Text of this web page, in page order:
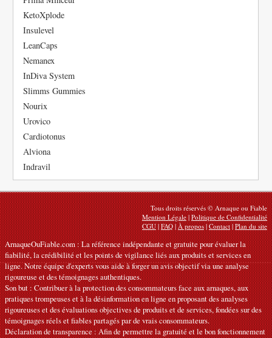
KetoXplode
Insulevel
LeanCaps
Nemanex
InDiva System
Slimms Gummies
Nourix
Urovico
Cardiotonus
Alviona
Indravil
Tous droits réservés © Arnaque ou Fiable
Mention Légale|Politique de Confidentialité
CGU|FAQ|À propos|Contact|Plan du site
ArnaqueOuFiable.com : La référence indépendante et gratuite pour évaluer la
fiabilité, la crédibilité et les points de vigilance liés aux produits et services en
ligne. Notre équipe d'experts vous aide à forger un avis objectif via une analyse
rigoureuse et des témoignages authentiques.
Son but : Contribuer à la protection des consommateurs face aux arnaques, aux
pratiques trompeuses et à la désinformation en ligne en proposant des analyses
rigoureuses et des évaluations objectives de produits et de services, fondées sur des
témoignages réels et fiables partagés par de vrais consommateurs.
Déclaration de transparence : Afin de permettre la gratuité et le bon fonctionnement